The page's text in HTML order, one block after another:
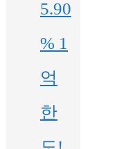
5.90
% 1
억
한